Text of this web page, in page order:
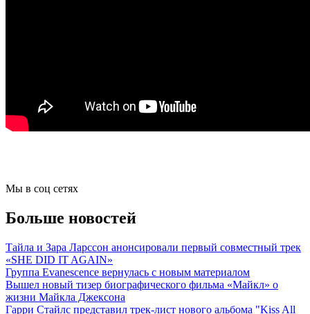
Мы в соц сетях
Больше новостей
Тайла и Зара Ларссон анонсировали первый совместный трек
«SHE DID IT AGAIN»
Группа Evanescence вернулась с новым материалом
Вышел новый тизер биографического фильма «Майкл» о
жизни Майкла Джексона
Гарри Стайлс представил трек-лист нового альбома "Kiss All